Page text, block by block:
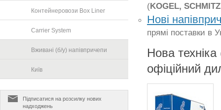
Контейнеровози Box Liner
Carrier System
Вживані (б/у) напівпричепи
Київ
Підписатися на розсилку нових
надходжень
(KOGEL,
Нові
прямі поставки в
Нова
офіційний